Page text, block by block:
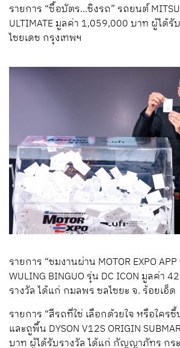
รายการ “ซื้อบัตร...ชิงรถ” รถยนต์
ULTIMATE มูลค่า 1,059,000 บาท ผู้ได้
ไชยเดช กรุงเทพฯ
รายการ “ชมงานผ่าน MOTOR EXPO
WULING BINGUO รุ่น DC ICON มูลค่า
รางวัล ได้แก่ กมลพร ชลไชยะ จ. ร้อยเอ็ด
รายการ “สีรถที่ใช่ เลือกด้วยใจ หรือใคร
และถูพื้น DYSON V12S ORIGIN
บาท ผู้ได้รับรางวัล ได้แก่ กัญญาภัทร กร